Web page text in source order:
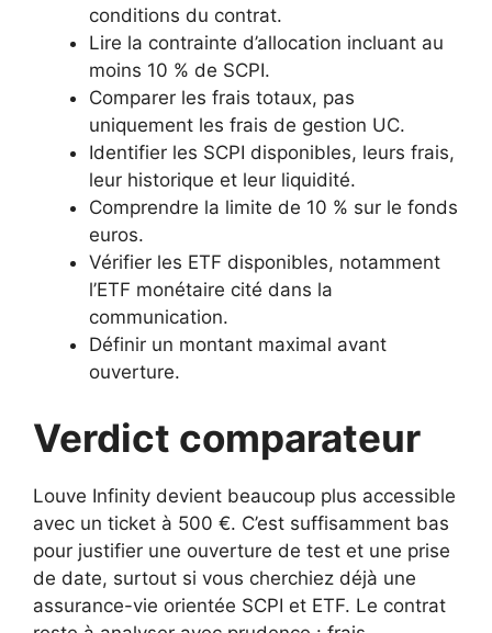
conditions du contrat.
Lire la contrainte d’allocation incluant au
moins 10 % de SCPI.
Comparer les frais totaux, pas
uniquement les frais de gestion UC.
Identifier les SCPI disponibles, leurs frais,
leur historique et leur liquidité.
Comprendre la limite de 10 % sur le fonds
euros.
Vérifier les ETF disponibles, notamment
l’ETF monétaire cité dans la
communication.
Définir un montant maximal avant
ouverture.
Verdict comparateur
Louve Infinity devient beaucoup plus accessible
avec un ticket à 500 €. C’est suffisamment bas
pour justifier une ouverture de test et une prise
de date, surtout si vous cherchiez déjà une
assurance-vie orientée SCPI et ETF. Le contrat